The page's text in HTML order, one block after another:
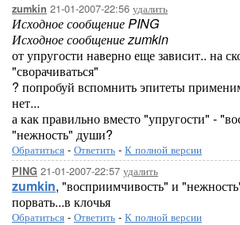
zumkin 21-01-2007-22:56 удалить
Исходное сообщение PING
Исходное сообщение zumkin
от упругости наверно еще зависит.. на
"сворачиваться"
? попробуй вспомнить эпитеты
нет...
а как правильно вместо "упругости" -
"нежность" души?
Обратиться - Ответить - К полной версии
PING 21-01-2007-22:57 удалить
zumkin, "восприимчивость" и
порвать...в клочья
Обратиться - Ответить - К полной версии